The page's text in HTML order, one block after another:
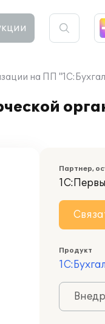
на ПП
Партнер,
Продукт